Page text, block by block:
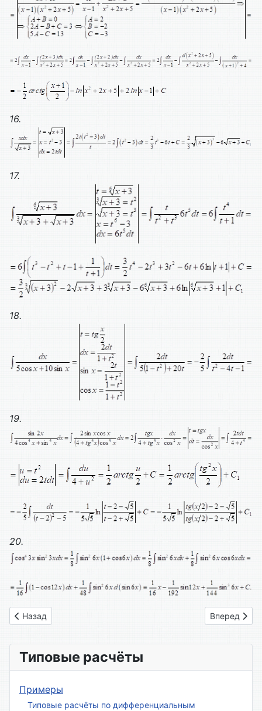
16.
17.
18.
19.
20.
Предыдущий: Вариант № 15
Назад Следующий:
Вперед
Типовые расчёты
Примеры
Типовые расчёты по дифференциальным